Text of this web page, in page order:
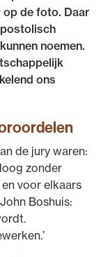
op de foto. Daar
noemen.
ons
de jury waren:
zonder
voor elkaars
Boshuis: